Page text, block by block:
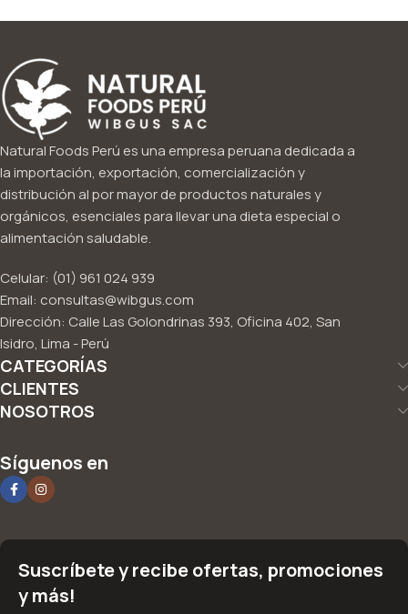
Natural Foods Perú es una empresa peruana dedicada a
la importación, exportación, comercialización y
distribución al por mayor de productos naturales y
orgánicos, esenciales para llevar una dieta especial o
alimentación saludable.
Celular: (01) 961 024 939
Email: consultas@wibgus.com
Dirección: Calle Las Golondrinas 393, Oficina 402, San
Isidro, Lima - Perú
CATEGORÍAS
CLIENTES
NOSOTROS
Síguenos en
Suscríbete y recibe ofertas, promociones
y más!